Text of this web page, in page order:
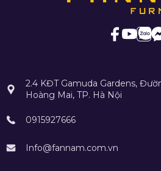
2.4 KĐT Gamuda Gardens,
Hoàng Mai, TP. Hà Nội
0915927666
Info@fannam.com.vn